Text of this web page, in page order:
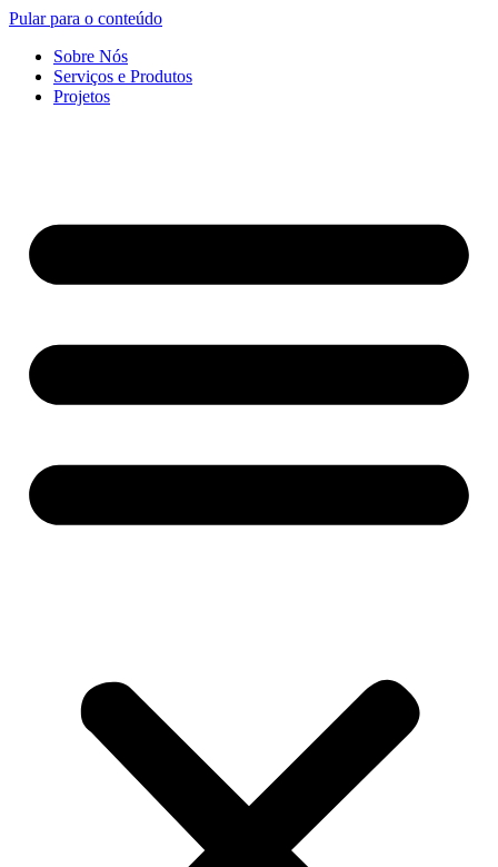
Pular para o conteúdo
Sobre Nós
Serviços e Produtos
Projetos